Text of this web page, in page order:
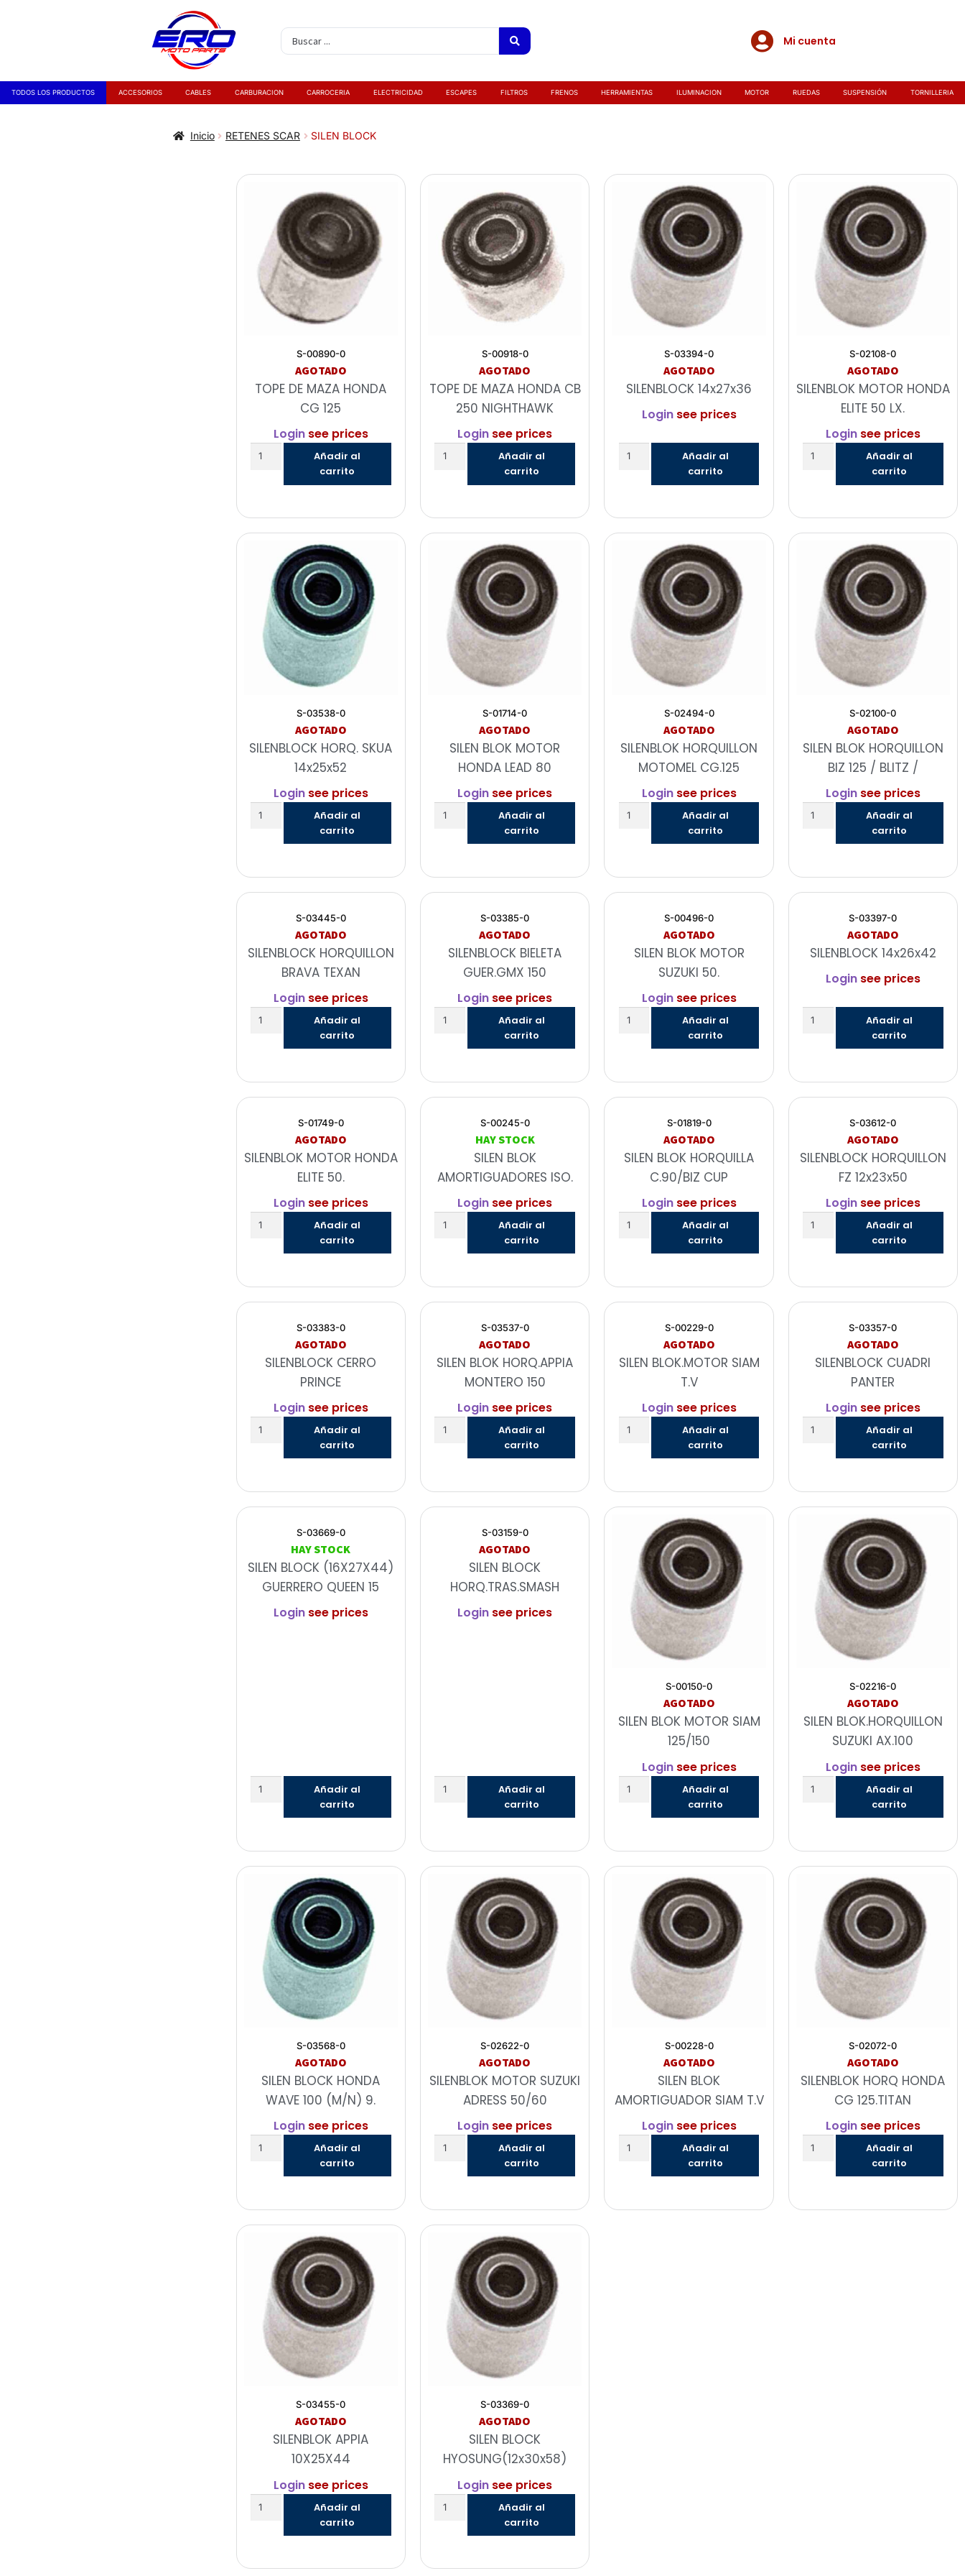
Mi cuenta
TODOS LOS PRODUCTOS ACCESORIOS CABLES CARBURACION CARROCERIA ELECTRICIDAD ESCAPES FILTROS FRENOS HERRAMIENTAS ILUMINACION MOTOR RUEDAS SUSPENSIÓN TORNILLERIA
Inicio RETENES SCAR SILEN BLOCK
S-00890-0
AGOTADO
TOPE DE MAZA HONDA
CG 125
Loginsee prices
Añadir al
carrito
S-00918-0
AGOTADO
TOPE DE MAZA HONDA CB
250 NIGHTHAWK
Login see prices
Añadir al
carrito
S-03394-0
AGOTADO
SILENBLOCK 14x27x36
Loginsee prices
Añadir al
carrito
S-02108-0
AGOTADO
SILENBLOK MOTOR HONDA
ELITE 50 LX.
Loginsee prices
Añadir al
carrito
S-03538-0
AGOTADO
SILENBLOCK HORQ. SKUA
14x25x52
Loginsee prices
Añadir al
carrito
S-01714-0
AGOTADO
SILEN BLOK MOTOR
HONDA LEAD 80
Login see prices
Añadir al
carrito
S-02494-0
AGOTADO
SILENBLOK HORQUILLON
MOTOMEL CG.125
Loginsee prices
Añadir al
carrito
S-02100-0
AGOTADO
SILEN BLOK HORQUILLON
BIZ 125 / BLITZ /
Loginsee prices
Añadir al
carrito
S-03445-0
AGOTADO
SILENBLOCK HORQUILLON
BRAVA TEXAN
Loginsee prices
Añadir al
carrito
S-03385-0
AGOTADO
SILENBLOCK BIELETA
GUER.GMX 150
Login see prices
Añadir al
carrito
S-00496-0
AGOTADO
SILEN BLOK MOTOR
SUZUKI 50.
Loginsee prices
Añadir al
carrito
S-03397-0
AGOTADO
SILENBLOCK 14x26x42
Loginsee prices
Añadir al
carrito
S-01749-0
AGOTADO
SILENBLOK MOTOR HONDA
ELITE 50.
Loginsee prices
Añadir al
carrito
S-00245-0
HAY STOCK
SILEN BLOK
AMORTIGUADORES ISO.
Login see prices
Añadir al
carrito
S-01819-0
AGOTADO
SILEN BLOK HORQUILLA
C.90/BIZ CUP
Loginsee prices
Añadir al
carrito
S-03612-0
AGOTADO
SILENBLOCK HORQUILLON
FZ 12x23x50
Loginsee prices
Añadir al
carrito
S-03383-0
AGOTADO
SILENBLOCK CERRO
PRINCE
Loginsee prices
Añadir al
carrito
S-03537-0
AGOTADO
SILEN BLOK HORQ.APPIA
MONTERO 150
Login see prices
Añadir al
carrito
S-00229-0
AGOTADO
SILEN BLOK.MOTOR SIAM
T.V
Loginsee prices
Añadir al
carrito
S-03357-0
AGOTADO
SILENBLOCK CUADRI
PANTER
Loginsee prices
Añadir al
carrito
S-03669-0
HAY STOCK
SILEN BLOCK (16X27X44)
GUERRERO QUEEN 15
Loginsee prices
Añadir al
carrito
S-03159-0
AGOTADO
SILEN BLOCK
HORQ.TRAS.SMASH
Login see prices
Añadir al
carrito
S-00150-0
AGOTADO
SILEN BLOK MOTOR SIAM
125/150
Loginsee prices
Añadir al
carrito
S-02216-0
AGOTADO
SILEN BLOK.HORQUILLON
SUZUKI AX.100
Loginsee prices
Añadir al
carrito
S-03568-0
AGOTADO
SILEN BLOCK HONDA
WAVE 100 (M/N) 9.
Loginsee prices
Añadir al
carrito
S-02622-0
AGOTADO
SILENBLOK MOTOR SUZUKI
ADRESS 50/60
Login see prices
Añadir al
carrito
S-00228-0
AGOTADO
SILEN BLOK
AMORTIGUADOR SIAM T.V
Loginsee prices
Añadir al
carrito
S-02072-0
AGOTADO
SILENBLOK HORQ HONDA
CG 125.TITAN
Loginsee prices
Añadir al
carrito
S-03455-0
AGOTADO
SILENBLOK APPIA
10X25X44
Loginsee prices
Añadir al
carrito
S-03369-0
AGOTADO
SILEN BLOCK
HYOSUNG(12x30x58)
Login see prices
Añadir al
carrito